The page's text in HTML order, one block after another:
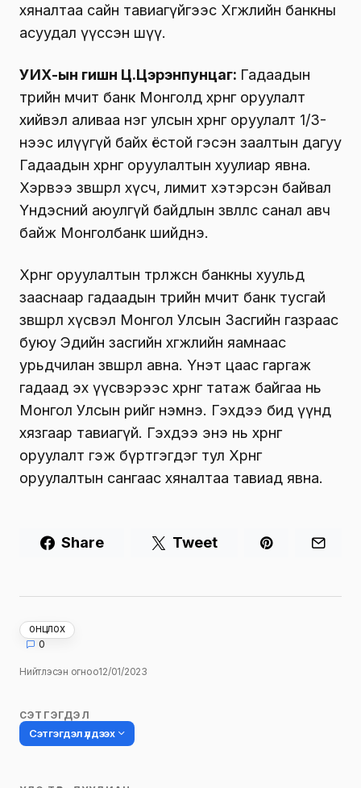
хяналтаа сайн тавиагүйгээс Хөгжлийн банкны
асуудал үүссэн шүү.
УИХ-ын гишүүн Ц.Цэрэнпунцаг: Гадаадын
төрийн өмчит банк Монголд хөрөнгө оруулалт
хийвэл аливаа нэг улсын хөрөнгө оруулалт 1/3-
нээс илүүгүй байх ёстой гэсэн заалтын дагуу
Гадаадын хөрөнгө оруулалтын хуулиар явна.
Хэрвээ зөвшөөрөл хүсч, лимит хэтэрсэн байвал
Үндэсний аюулгүй байдлын зөвлөлөөс санал авч
байж Монголбанк шийднэ.
Хөрөнгө оруулалтын төрөлжсөн банкны хуульд
зааснаар гадаадын төрийн өмчит банк тусгай
зөвшөөрөл хүсвэл Монгол Улсын Засгийн газраас
буюу Эдийн засгийн хөгжлийн яамнаас
урьдчилан зөвшөөрөл авна. Үнэт цаас гаргаж
гадаад эх үүсвэрээс хөрөнгө татаж байгаа нь
Монгол Улсын өрийг нэмнэ. Гэхдээ бид үүнд
хязгаар тавиагүй. Гэхдээ энэ нь хөрөнгө
оруулалт гэж бүртгэгдэг тул Хөрөнгө
оруулалтын сангаас хяналтаа тавиад явна.
Share Tweet
ОНЦЛОХ
0
Нийтлэсэн огноо12/01/2023
СЭТГЭГДЭЛ
Сэтгэгдэл үлдээх